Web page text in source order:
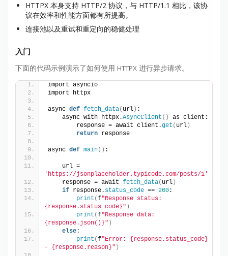
HTTPX 本身支持 HTTP/2 协议，与 HTTP/1.1 相比，该协
议在效率和性能方面都有所提高。
连接池以及重试和重定向的稳健处理
入门
下面的代码示例演示了如何使用 HTTPX 进行异步请求。
import asyncio
import httpx
async def fetch_data( url) :
    async with httpx.
AsyncClient ()
as client:
        response = await client.
get ( url)
return response
async def main() :
'https://jsonplaceholder.typicode.com/posts/1'
    response = await
fetch_data( url)
if response. status_code == 200:
print (f"Response status:
{response.status_code}" )
print (f"Response data:
{response.json()}" )
else:
print (f"Error: {response.status_code}
- {response.reason}" )